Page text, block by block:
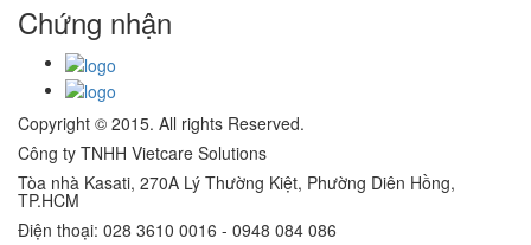
Chứng nhận
Copyright © 2015. All rights Reserved.
Công ty TNHH Vietcare Solutions
Tòa nhà Kasati, 270A Lý Thường Kiệt, Phường Diên Hồng,
TP.HCM
Điện thoại: 028 3610 0016 - 0948 084 086